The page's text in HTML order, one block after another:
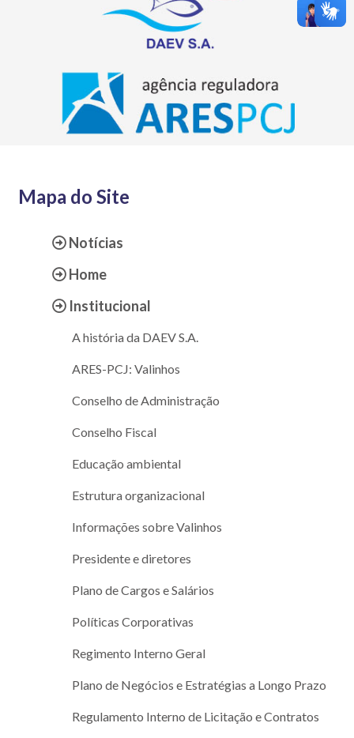
Mapa do Site
Notícias
Home
Institucional
A história da DAEV S.A.
ARES-PCJ: Valinhos
Conselho de Administração
Conselho Fiscal
Educação ambiental
Estrutura organizacional
Informações sobre Valinhos
Presidente e diretores
Plano de Cargos e Salários
Políticas Corporativas
Regimento Interno Geral
Plano de Negócios e Estratégias a Longo Prazo
Regulamento Interno de Licitação e Contratos